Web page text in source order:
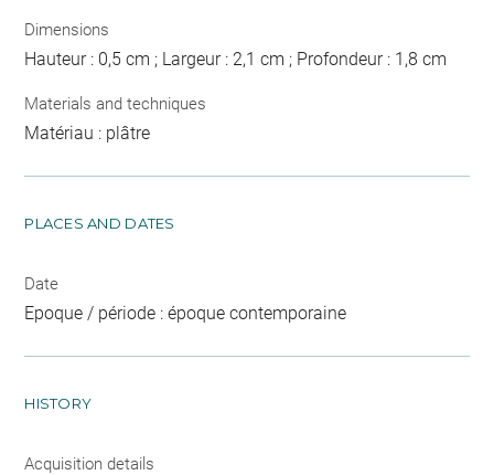
Dimensions
Hauteur : 0,5 cm ; Largeur : 2,1 cm ; Profondeur : 1,8 cm
Materials and techniques
Matériau : plâtre
PLACES AND DATES
Date
Epoque / période : époque contemporaine
HISTORY
Acquisition details